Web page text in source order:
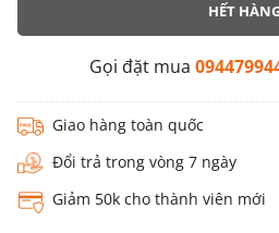
HẾT
Gọi đặt mua
Giao hàng toàn quốc
Đổi trả trong vòng 7 ngày
Giảm 50k cho thành viên mới